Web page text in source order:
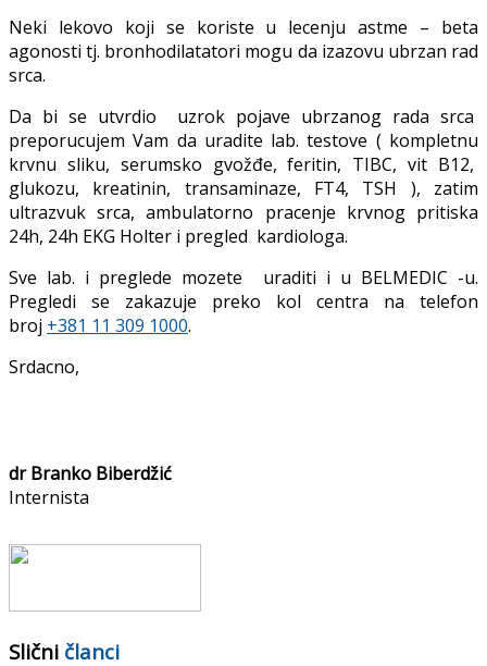
Neki lekovo koji se koriste u lecenju astme – beta
agonosti tj. bronhodilatatori mogu da izazovu ubrzan rad
srca.
Da bi se utvrdio uzrok pojave ubrzanog rada srca
preporucujem Vam da uradite lab. testove ( kompletnu
krvnu sliku, serumsko gvožđe, feritin, TIBC, vit B12,
glukozu, kreatinin, transaminaze, FT4, TSH ), zatim
ultrazvuk srca, ambulatorno pracenje krvnog pritiska
24h, 24h EKG Holter i pregled kardiologa.
Sve lab. i preglede mozete uraditi i u BELMEDIC -u.
Pregledi se zakazuje preko kol centra na telefon
broj +381 11 309 1000.
Srdacno,
dr Branko Biberdžić
Internista
Slični članci